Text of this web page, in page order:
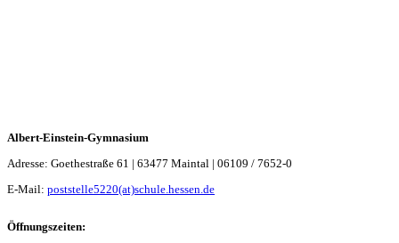
Albert-Einstein-Gymnasium
Adresse: Goethestraße 61 | 63477 Maintal | 06109 / 7652-0
E-Mail: poststelle5220(at)schule.hessen.de
Öffnungszeiten: